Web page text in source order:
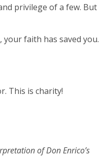
privilege of a few. But
your faith has saved you.
This is charity!
of Don Enrico’s